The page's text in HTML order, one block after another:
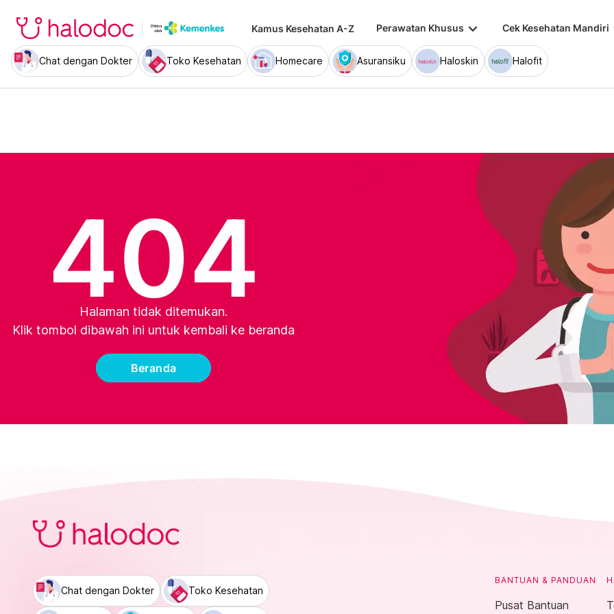
Kamus Kesehatan A-Z Perawatan Khusus keyboard_arrow_down Cek Kesehatan Mandiri
Chat dengan Dokter Toko Kesehatan Homecare Asuransiku Haloskin Halofit
404
Halaman tidak ditemukan.
Klik tombol dibawah ini untuk kembali ke beranda
Beranda
Chat dengan Dokter Toko Kesehatan
BANTUAN & PANDUAN
Pusat Bantuan